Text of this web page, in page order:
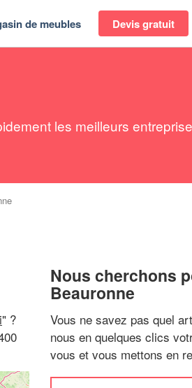
de meubles Devis gratuit
les meilleurs
" ?
Nous cherchons
Beauronne
Vous ne savez pas quel
nous en quelques clics
vous et vous mettons en